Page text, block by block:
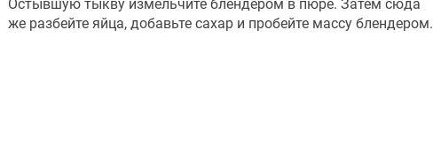
Остывшую тыкву измельчите блендером в пюре. Затем сюда
же разбейте яйца, добавьте сахар и пробейте массу блендером.